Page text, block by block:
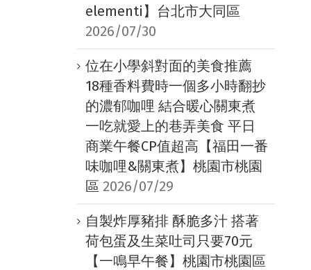
elementi】台北市大同區
2026/07/30
位在小學斜對面的美食推薦
18種香料費時一個多小時翻抄
的濃郁咖哩 結合暖心關東煮
一吃就愛上的巷弄美食 平日
商業午餐CP值超高【福田一番
味咖哩&關東煮】桃園市桃園
區 2026/07/29
自製炸厚豬排 酥脆多汁 搭著
荷包蛋及生菜吐司只要70元
【一鳴早午餐】桃園市桃園區